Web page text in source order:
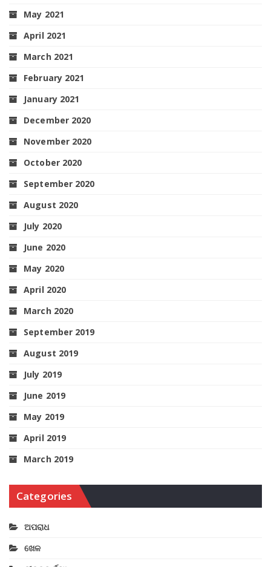
May 2021
April 2021
March 2021
February 2021
January 2021
December 2020
November 2020
October 2020
September 2020
August 2020
July 2020
June 2020
May 2020
April 2020
March 2020
September 2019
August 2019
July 2019
June 2019
May 2019
April 2019
March 2019
Categories
ଅପରାଧ
ଖେଳ